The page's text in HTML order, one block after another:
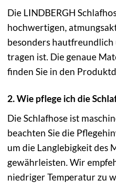
Die LINDBERGH
hochwertigen,
besonders hautfreundlich
tragen ist. Die genaue
finden Sie in den
2. Wie pflege ich die
Die Schlafhose ist
beachten Sie die
um die Langlebigkeit des
gewährleisten. Wir
niedriger Temperatur zu